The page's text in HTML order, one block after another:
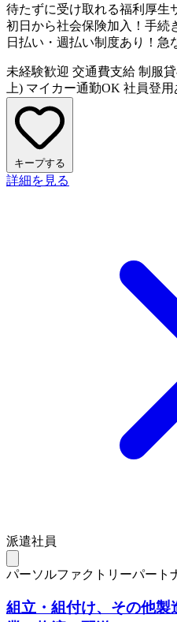
待たずに受け取れる福利厚
初日から社会保険加入！手
日払い・週払い制度あり！急
未経験歓迎 交通費支給 制服
上) マイカー通勤OK 社員登用
キープする
詳細を見る
派遣社員
パーソルファクトリーパート
組立・組付け、その他